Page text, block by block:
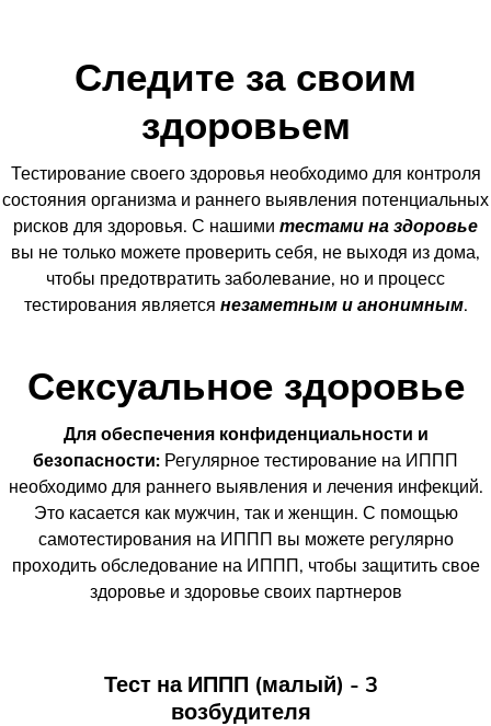
Следите за своим
здоровьем
Тестирование своего здоровья необходимо для контроля
состояния организма и раннего выявления потенциальных
рисков для здоровья. С нашими тестами на здоровье
вы не только можете проверить себя, не выходя из дома,
чтобы предотвратить заболевание, но и процесс
тестирования является незаметным и анонимным.
Сексуальное здоровье
Для обеспечения конфиденциальности и
безопасности: Регулярное тестирование на ИППП
необходимо для раннего выявления и лечения инфекций.
Это касается как мужчин, так и женщин. С помощью
самотестирования на ИППП вы можете регулярно
проходить обследование на ИППП, чтобы защитить свое
здоровье и здоровье своих партнеров
Тест на ИППП (малый) - 3
возбудителя